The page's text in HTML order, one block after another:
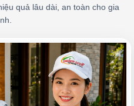
quả lâu dài, an toàn cho gia